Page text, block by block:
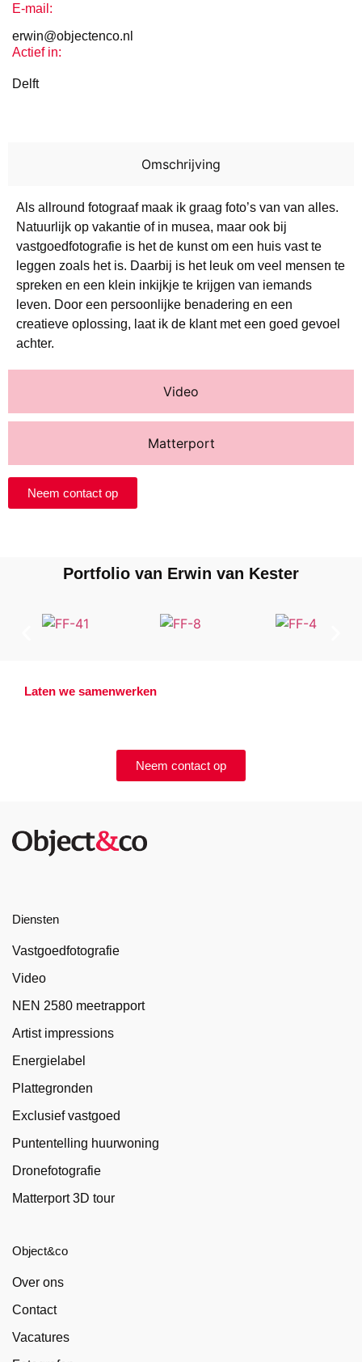
E-mail:
erwin@objectenco.nl
Actief in:
Delft
Omschrijving
Video
Matterport
Als allround fotograaf maak ik graag foto’s van van alles.
Natuurlijk op vakantie of in musea, maar ook bij
vastgoedfotografie is het de kunst om een huis vast te
leggen zoals het is. Daarbij is het leuk om veel mensen te
spreken en een klein inkijkje te krijgen van iemands
leven. Door een persoonlijke benadering en een
creatieve oplossing, laat ik de klant met een goed gevoel
achter.
Neem contact op
Portfolio van Erwin van Kester
Laten we samenwerken
Neem contact op
Diensten
Vastgoedfotografie
Video
NEN 2580 meetrapport
Artist impressions
Energielabel
Plattegronden
Exclusief vastgoed
Puntentelling huurwoning
Dronefotografie
Matterport 3D tour
Object&co
Over ons
Contact
Vacatures